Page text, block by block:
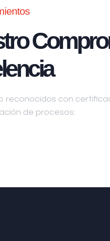
reconocidos con
de procesos: